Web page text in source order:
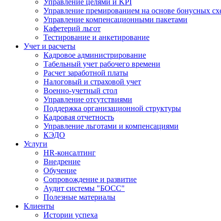
Управление премированием на основе бонусных
Управление компенсационными пакетами
Кафетерий льгот
Тестирование и анкетирование
Учет и расчеты
Кадровое администрирование
Табельный учет рабочего времени
Расчет заработной платы
Налоговый и страховой учет
Военно-учетный стол
Управление отсутствиями
Поддержка организационной структуры
Кадровая отчетность
Управление льготами и компенсациями
КЭДО
Услуги
HR-консалтинг
Внедрение
Обучение
Сопровождение и развитие
Аудит системы "БОСС"
Полезные материалы
Клиенты
Истории успеха